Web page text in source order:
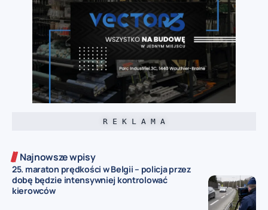
R E K L A M A
Najnowsze wpisy
25. maraton prędkości w Belgii – policja przez
dobę będzie intensywniej kontrolować
kierowców